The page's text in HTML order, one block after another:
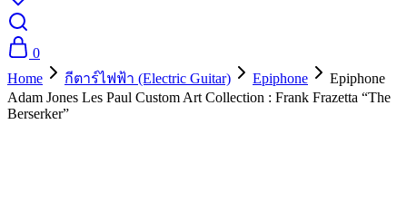
0
Home
กีตาร์ไฟฟ้า (Electric Guitar) Epiphone
Epiphone
Adam Jones Les Paul Custom Art Collection : Frank Frazetta “The
Berserker”